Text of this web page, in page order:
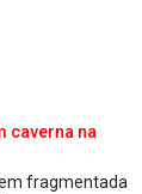
caverna na
fragmentada